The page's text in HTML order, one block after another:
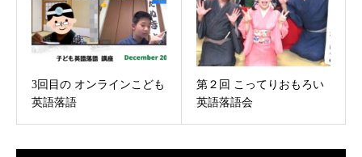
3回目の オンラインこども
英語落語
第２回 こってりおもろい
英語落語会